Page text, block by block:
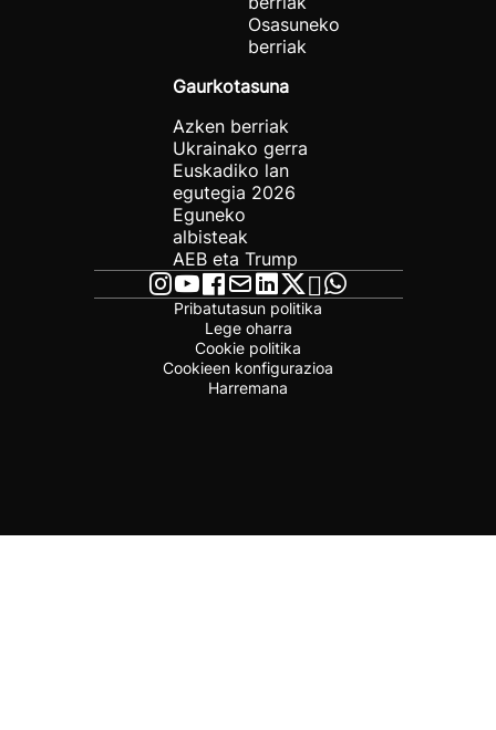
Osasuneko
berriak
Gaurkotasuna
Azken berriak
Ukrainako gerra
Euskadiko lan
egutegia 2026
Eguneko
albisteak
AEB eta Trump
Pribatutasun politika
Lege oharra
Cookie politika
Cookieen konfigurazioa
Harremana